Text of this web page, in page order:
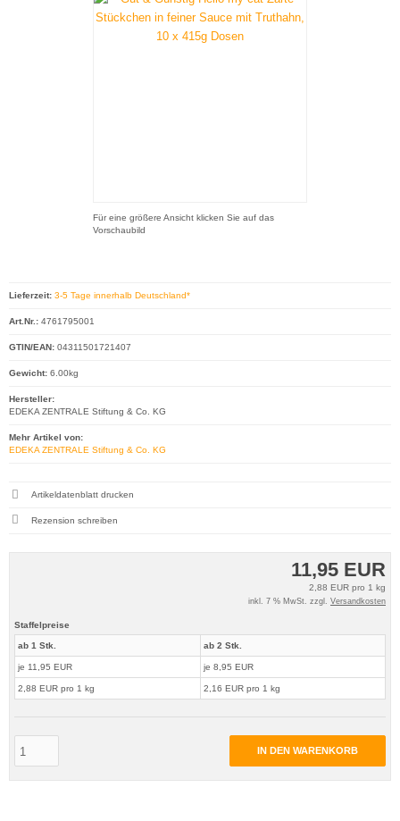
Für eine größere Ansicht klicken Sie auf das
Vorschaubild
11,95 EUR
2,88 EUR pro 1 kg
inkl. 7 % MwSt. zzgl. Versandkosten
Staffelpreise
ab 1 Stk.
je 11,95 EUR
2,88 EUR pro 1 kg
ab 2 Stk.
je 8,95 EUR
2,16 EUR pro 1 kg
IN DEN WARENKORB
Lieferzeit: 3-5 Tage innerhalb Deutschland*
Art.Nr.: 4761795001
GTIN/EAN: 04311501721407
Gewicht: 6.00kg
Hersteller:
EDEKA ZENTRALE Stiftung & Co. KG
Mehr Artikel von:
EDEKA ZENTRALE Stiftung & Co. KG
Artikeldatenblatt drucken
Rezension schreiben